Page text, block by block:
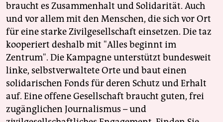
braucht es Zusammenhalt und Solidarität. Auch
und vor allem mit den Menschen, die sich vor Ort
für eine starke Zivilgesellschaft einsetzen. Die taz
kooperiert deshalb mit "Alles beginnt im
Zentrum". Die Kampagne unterstützt bundesweit
linke, selbstverwaltete Orte und baut einen
solidarischen Fonds für deren Schutz und Erhalt
auf. Eine offene Gesellschaft braucht guten, frei
zugänglichen Journalismus – und